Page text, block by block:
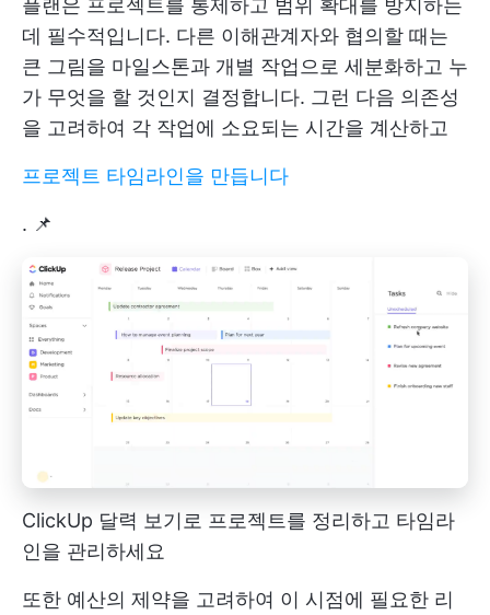
플랜은 프로젝트를 통제하고 범위 확대를 방지하는
데 필수적입니다. 다른 이해관계자와 협의할 때는
큰 그림을 마일스톤과 개별 작업으로 세분화하고 누
가 무엇을 할 것인지 결정합니다. 그런 다음 의존성
을 고려하여 각 작업에 소요되는 시간을 계산하고
프로젝트 타임라인을 만듭니다
. 📌
ClickUp 달력 보기로 프로젝트를 정리하고 타임라
인을 관리하세요
또한 예산의 제약을 고려하여 이 시점에 필요한 리